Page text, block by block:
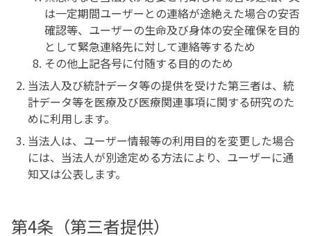
は一定期間ユーザーとの連絡が途絶えた場合の安否
確認等、ユーザーの生命及び身体の安全確保を目的
として緊急連絡先に対して連絡等するため
その他上記各号に付随する目的のため
当法人及び統計データ等の提供を受けた第三者は、統
計データ等を医療及び医療関連事項に関する研究のた
めに利用します。
当法人は、ユーザー情報等の利用目的を変更した場合
には、当法人が別途定める方法により、ユーザーに通
知又は公表します。
第4条（第三者提供）